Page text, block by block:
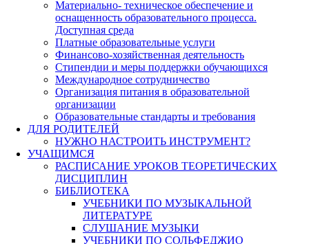
Материально- техническое обеспечение и
оснащенность образовательного процесса.
Доступная среда
Платные образовательные услуги
Финансово-хозяйственная деятельность
Стипендии и меры поддержки обучающихся
Международное сотрудничество
Организация питания в образовательной
организации
Образовательные стандарты и требования
ДЛЯ РОДИТЕЛЕЙ
НУЖНО НАСТРОИТЬ ИНСТРУМЕНТ?
УЧАЩИМСЯ
РАСПИСАНИЕ УРОКОВ ТЕОРЕТИЧЕСКИХ
ДИСЦИПЛИН
БИБЛИОТЕКА
УЧЕБНИКИ ПО МУЗЫКАЛЬНОЙ
ЛИТЕРАТУРЕ
СЛУШАНИЕ МУЗЫКИ
УЧЕБНИКИ ПО СОЛЬФЕДЖИО